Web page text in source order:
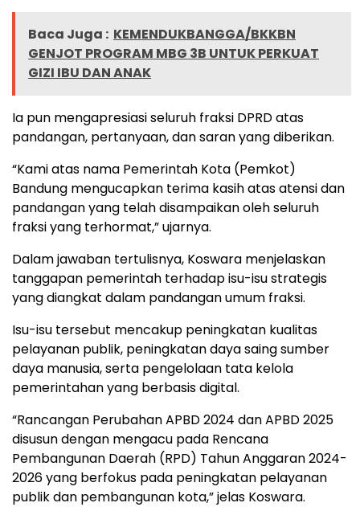
Baca Juga : KEMENDUKBANGGA/BKKBN
GENJOT PROGRAM MBG 3B UNTUK PERKUAT
GIZI IBU DAN ANAK
Ia pun mengapresiasi seluruh fraksi DPRD atas
pandangan, pertanyaan, dan saran yang diberikan.
“Kami atas nama Pemerintah Kota (Pemkot)
Bandung mengucapkan terima kasih atas atensi dan
pandangan yang telah disampaikan oleh seluruh
fraksi yang terhormat,” ujarnya.
Dalam jawaban tertulisnya, Koswara menjelaskan
tanggapan pemerintah terhadap isu-isu strategis
yang diangkat dalam pandangan umum fraksi.
Isu-isu tersebut mencakup peningkatan kualitas
pelayanan publik, peningkatan daya saing sumber
daya manusia, serta pengelolaan tata kelola
pemerintahan yang berbasis digital.
“Rancangan Perubahan APBD 2024 dan APBD 2025
disusun dengan mengacu pada Rencana
Pembangunan Daerah (RPD) Tahun Anggaran 2024-
2026 yang berfokus pada peningkatan pelayanan
publik dan pembangunan kota,” jelas Koswara.